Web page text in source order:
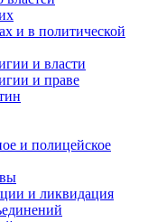
и в политической
и власти
и праве
и полицейское
и ликвидация